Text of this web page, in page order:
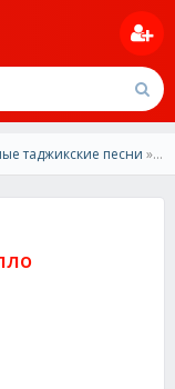
таджикские песни » Дилшоди Файзулло - Зулфи ту